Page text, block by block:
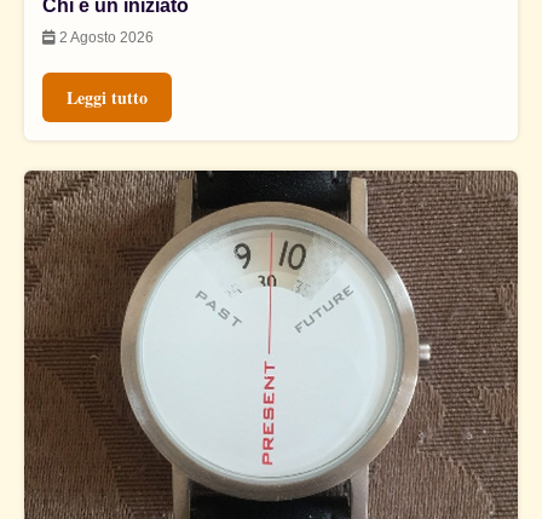
Chi è un iniziato
2 Agosto 2026
Leggi tutto